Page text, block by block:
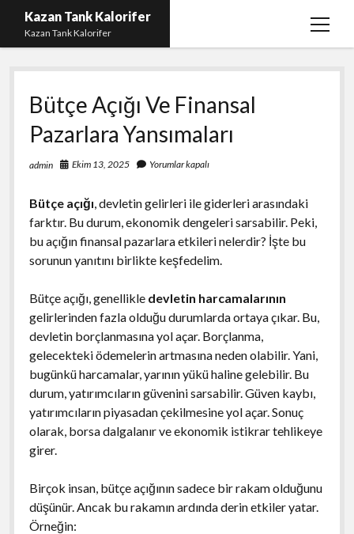
Kazan Tank Kalorifer
Kazan Tank Kalorifer
menüyü
Igtv Beğeni Çoğaltma
Liste
Sayfa Listesi
Spotify Dinlenme Yükseltme Hilesi
Twitter Gizli Hesap Yorumları
Bütçe Açığı Ve Finansal
Pazarlara Yansımaları
admin Ekim 13, 2025 Yorumlar kapalı
Bütçe açığı, devletin gelirleri ile giderleri arasındaki
farktır. Bu durum, ekonomik dengeleri sarsabilir. Peki,
bu açığın finansal pazarlara etkileri nelerdir? İşte bu
sorunun yanıtını birlikte keşfedelim.
Bütçe açığı, genellikle devletin harcamalarının
gelirlerinden fazla olduğu durumlarda ortaya çıkar. Bu,
devletin borçlanmasına yol açar. Borçlanma,
gelecekteki ödemelerin artmasına neden olabilir. Yani,
bugünkü harcamalar, yarının yükü haline gelebilir. Bu
durum, yatırımcıların güvenini sarsabilir. Güven kaybı,
yatırımcıların piyasadan çekilmesine yol açar. Sonuç
olarak, borsa dalgalanır ve ekonomik istikrar tehlikeye
girer.
Birçok insan, bütçe açığının sadece bir rakam olduğunu
düşünür. Ancak bu rakamın ardında derin etkiler yatar.
Örneğin: